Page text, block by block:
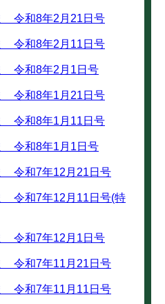
令和8年2月21日号
令和8年2月11日号
令和8年2月1日号
令和8年1月21日号
令和8年1月11日号
令和8年1月1日号
令和7年12月21日号
令和7年12月11日号(特
令和7年12月1日号
令和7年11月21日号
令和7年11月11日号